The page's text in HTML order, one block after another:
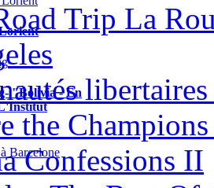
"Bolivia - En
Trip La
libertaires
the
Confessions II